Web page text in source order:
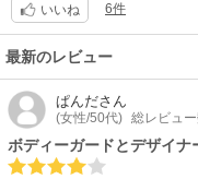
いいね 6件
最新のレビュー
ぱんださん
(女性/50代) 総レビュ
ボディーガードとデザイナ